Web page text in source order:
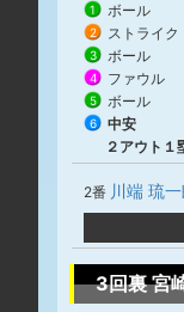
1 ボール
2 ストライク
3 ボール
4 ファウル
5 ボール
6
中安
２アウト１
2番 川端 琉
3回裏 宮